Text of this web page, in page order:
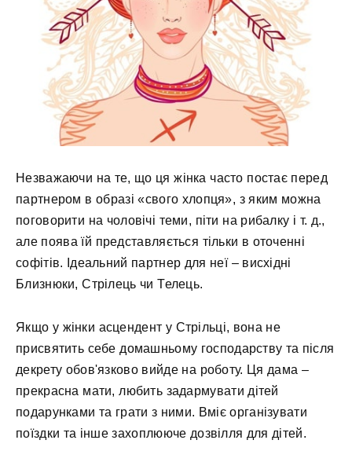
Незважаючи на те, що ця жінка часто постає перед
партнером в образі «свого хлопця», з яким можна
поговорити на чоловічі теми, піти на рибалку і т. д.,
але поява їй представляється тільки в оточенні
софітів. Ідеальний партнер для неї – висхідні
Близнюки, Стрілець чи Телець.
Якщо у жінки асцендент у Стрільці, вона не
присвятить себе домашньому господарству та після
декрету обов'язково вийде на роботу. Ця дама –
прекрасна мати, любить задармувати дітей
подарунками та грати з ними. Вміє організувати
поїздки та інше захоплююче дозвілля для дітей.